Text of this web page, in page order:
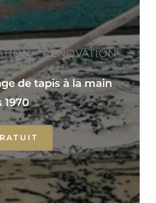
~ RÉNOVATION
de tapis à la main
1970